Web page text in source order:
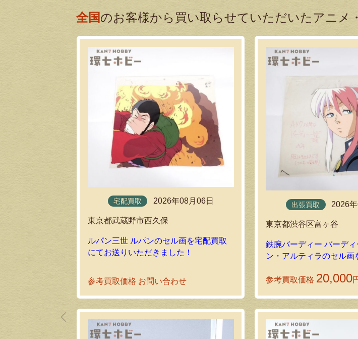
全国のお客様から買い取らせていただいたアニメ
宅配買取 2026年08月06日
東京都武蔵野市西久保
ルパン三世 ルパンのセル画を宅配買取
にてお送りいただきました！
参考買取価格 お問い合わせ
出張買取 2026
東京都渋谷区富ヶ谷
鉄腕バーディー バーデ
ン・アルティラのセル画
参考買取価格 20,000